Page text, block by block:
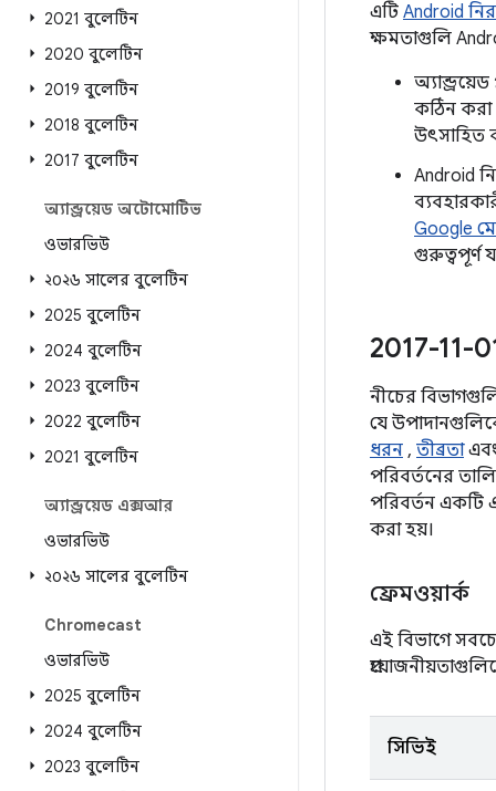
2021 বুলেটিন
2020 বুলেটিন
2019 বুলেটিন
2018 বুলেটিন
2017 বুলেটিন
অ্যান্ড্রয়েড অটোমোটিভ
ওভারভিউ
২০২৬ সালের বুলেটিন
2025 বুলেটিন
2024 বুলেটিন
2023 বুলেটিন
2022 বুলেটিন
2021 বুলেটিন
অ্যান্ড্রয়েড এক্সআর
ওভারভিউ
২০২৬ সালের বুলেটিন
Chromecast
ওভারভিউ
2025 বুলেটিন
2024 বুলেটিন
2023 বুলেটিন
এটি Android
ক্ষমতাগুলি
কঠিন করা
উৎসাহিত
Android
Google
গুরুত্বপূর্ণ
2017-11-
নীচের
যে
ধরন , তীব্রতা
পরিবর্তনের
পরিবর্তন একটি
করা হয়।
ফ্রেমওয়ার্ক
এই বিভাগে
সিভিই